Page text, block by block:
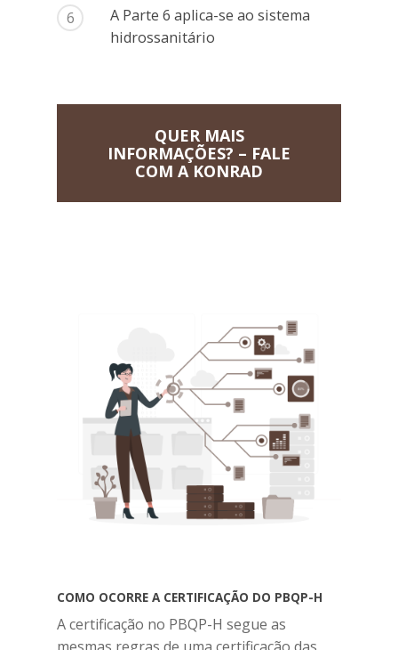
6
A Parte 6 aplica-se ao sistema
hidrossanitário
QUER MAIS
INFORMAÇÕES? – FALE
COM A KONRAD
COMO OCORRE A CERTIFICAÇÃO DO PBQP-H
A certificação no PBQP-H segue as